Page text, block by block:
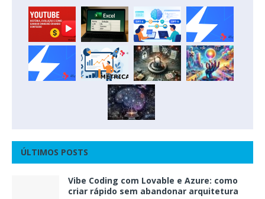
ÚLTIMOS POSTS
Vibe Coding com Lovable e Azure: como
criar rápido sem abandonar arquitetura